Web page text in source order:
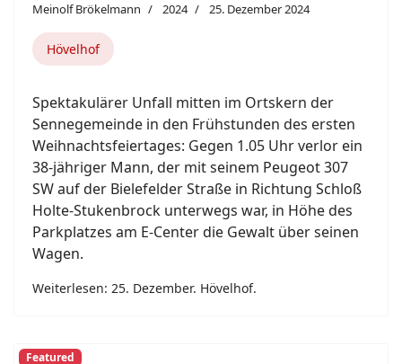
Meinolf Brökelmann 2024 25. Dezember 2024
Hövelhof
Spektakulärer Unfall mitten im Ortskern der
Sennegemeinde in den Frühstunden des ersten
Weihnachtsfeiertages: Gegen 1.05 Uhr verlor ein
38-jähriger Mann, der mit seinem Peugeot 307
SW auf der Bielefelder Straße in Richtung Schloß
Holte-Stukenbrock unterwegs war, in Höhe des
Parkplatzes am E-Center die Gewalt über seinen
Wagen.
Weiterlesen: 25. Dezember. Hövelhof.
Featured